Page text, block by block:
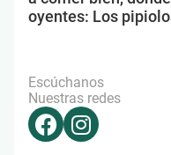
oyentes: Los
Escúchanos
Nuestras redes